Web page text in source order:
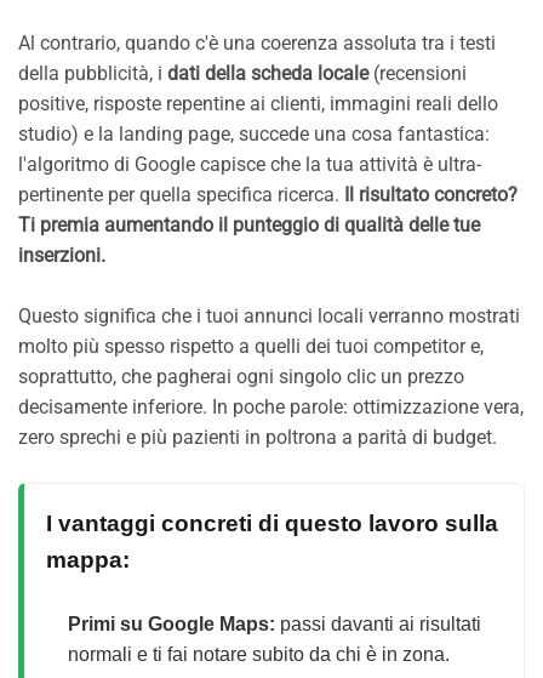
Al contrario, quando c'è una coerenza assoluta tra i testi
della pubblicità, i dati della scheda locale(recensioni
positive, risposte repentine ai clienti, immagini reali dello
studio) e la landing page, succede una cosa fantastica:
l'algoritmo di Google capisce che la tua attività è ultra-
pertinente per quella specifica ricerca. Il risultato concreto?
Ti premia aumentando il punteggio di qualità delle tue
inserzioni.
Questo significa che i tuoi annunci locali verranno mostrati
molto più spesso rispetto a quelli dei tuoi competitor e,
soprattutto, che pagherai ogni singolo clic un prezzo
decisamente inferiore. In poche parole: ottimizzazione vera,
zero sprechi e più pazienti in poltrona a parità di budget.
I vantaggi concreti di questo lavoro sulla
mappa:
Primi su Google Maps: passi davanti ai risultati
normali e ti fai notare subito da chi è in zona.